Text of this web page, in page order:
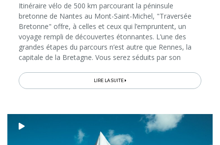
Itinéraire vélo de 500 km parcourant la péninsule
bretonne de Nantes au Mont-Saint-Michel, "Traversée
Bretonne" offre, à celles et ceux qui l’empruntent, un
voyage rempli de découvertes étonnantes. L’une des
grandes étapes du parcours n’est autre que Rennes, la
capitale de la Bretagne. Vous serez séduits par son
où la...
LIRE LA SUITE